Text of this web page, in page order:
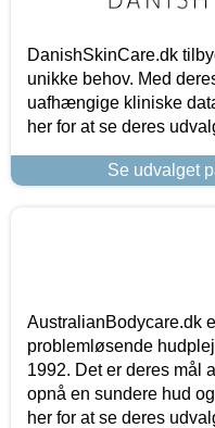
DanishSkinCare.dk
unikke behov. Med
uafhængige kliniske
her for at se deres
Se udvalget
AustralianBodycare.dk
problemløsende
1992. Det er deres mål
opnå en sundere hud
her for at se deres